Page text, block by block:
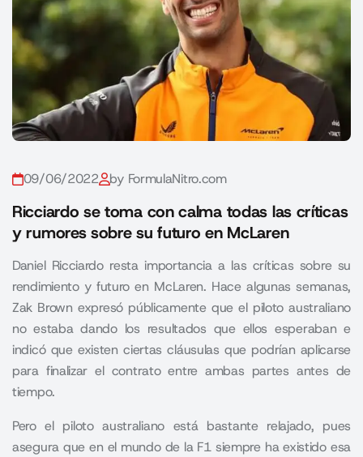
09/06/2022 by FormulaNitro.com
Ricciardo se toma con calma todas las críticas
y rumores sobre su futuro en McLaren
Daniel Ricciardo resta importancia a las críticas sobre su
rendimiento y futuro en McLaren. Hace algunas semanas,
Zak Brown expresó públicamente que el piloto australiano
no estaba dando los resultados que ellos esperaban e
indicó que existen ciertas cláusulas que podrían aplicarse
para finalizar el contrato entre ambas partes antes de
tiempo.
Pero el piloto australiano está bastante relajado, pues
asegura que en el mundo de la F1siempre ha existido esa